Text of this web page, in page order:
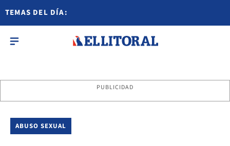
TEMAS DEL DÍA:
PUBLICIDAD
ABUSO SEXUAL